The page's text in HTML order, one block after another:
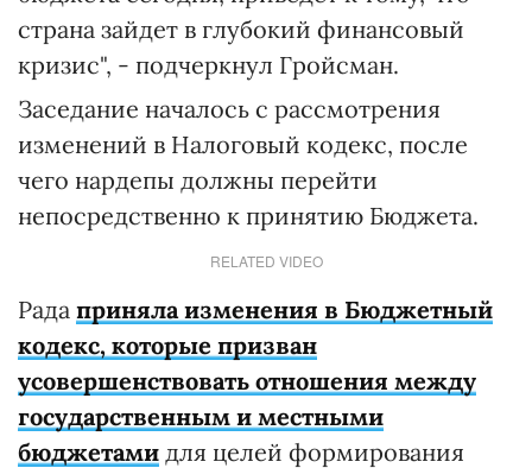
страна зайдет в глубокий финансовый
кризис", - подчеркнул Гройсман.
Заседание началось с рассмотрения
изменений в Налоговый кодекс, после
чего нардепы должны перейти
непосредственно к принятию Бюджета.
RELATED VIDEO
Рада приняла изменения в Бюджетный
кодекс, которые призван
усовершенствовать отношения между
государственным и местными
бюджетами для целей формирования